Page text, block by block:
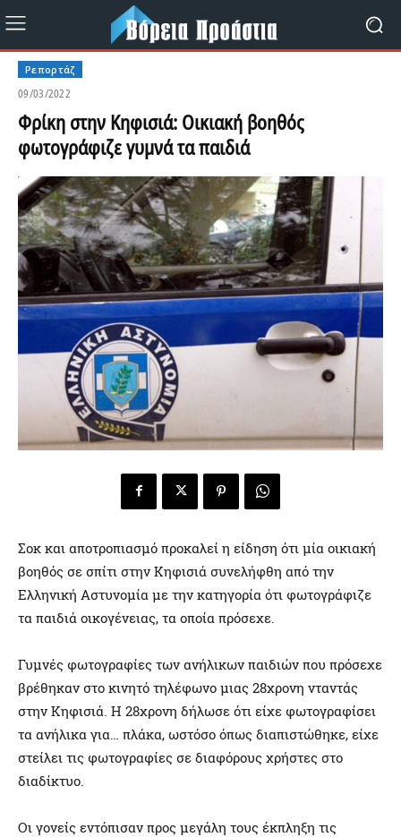
Ρεπορτάζ
09/03/2022
Φρίκη στην Κηφισιά: Οικιακή βοηθός
φωτογράφιζε γυμνά τα παιδιά
Σοκ και αποτροπιασμό προκαλεί η είδηση ότι μία οικιακή
βοηθός σε σπίτι στην Κηφισιά συνελήφθη από την
Ελληνική Αστυνομία με την κατηγορία ότι φωτογράφιζε
τα παιδιά οικογένειας, τα οποία πρόσεχε.
Γυμνές φωτογραφίες των ανήλικων παιδιών που πρόσεχε
βρέθηκαν στο κινητό τηλέφωνο μιας 28χρονη νταντάς
στην Κηφισιά. Η 28χρονη δήλωσε ότι είχε φωτογραφίσει
τα ανήλικα για… πλάκα, ωστόσο όπως διαπιστώθηκε, είχε
στείλει τις φωτογραφίες σε διαφόρους χρήστες στο
διαδίκτυο.
Οι γονείς εντόπισαν προς μεγάλη τους έκπληξη τις